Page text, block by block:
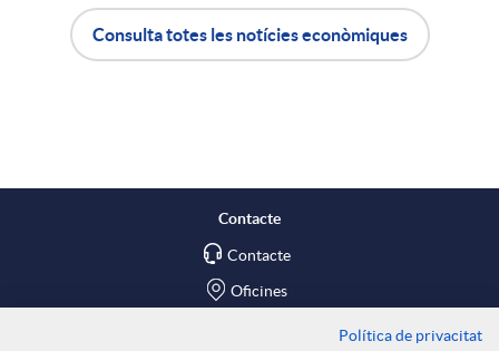
a
Consulta totes les notícies econòmiques
Contacte
Contacte
Oficines
Política de privacitat